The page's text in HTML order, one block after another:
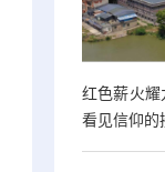
红色薪火耀
看见信仰的